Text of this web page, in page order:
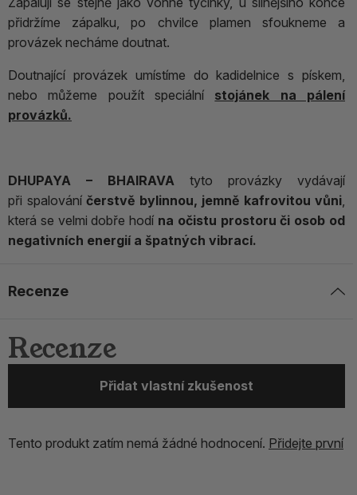
přidržíme zápalku, po chvilce plamen sfoukneme a
provázek necháme doutnat.
Doutnající provázek umístíme do kadidelnice s pískem,
nebo můžeme použít speciální stojánek na pálení
provázků.
DHUPAYA – BHAIRAVA tyto provázky vydávají
při spalování čerstvě bylinnou, jemně kafrovitou vůni
která se velmi dobře hodí na očistu prostoru či osob od
negativních energií a špatných vibrací.
Recenze
Recenze
Přidat vlastní zkušenost
Tento produkt zatím nemá žádné hodnocení. Přidejte první